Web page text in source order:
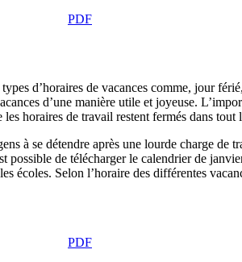
PDF
d’horaires de vacances comme, jour
d’une manière utile et joyeuse.
horaires de travail restent fermés dans tout
à se détendre après une lourde charge de
possible de télécharger le calendrier de
écoles. Selon l’horaire des différentes
PDF